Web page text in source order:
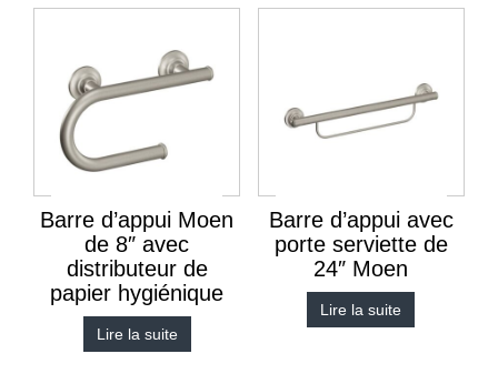
Barre d’appui Moen
de 8″ avec
distributeur de
papier hygiénique
Lire la suite
Barre d’appui avec
porte serviette de
24″ Moen
Lire la suite